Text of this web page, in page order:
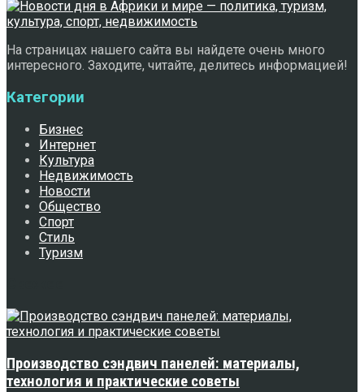
На страницах нашего сайта вы найдете очень много
интересного. Заходите, читайте, делитесь информацией!
Категории
Бизнес
Интернет
Культура
Недвижимость
Новости
Общество
Спорт
Стиль
Туризм
Производство сэндвич панелей: материалы,
технология и практические советы